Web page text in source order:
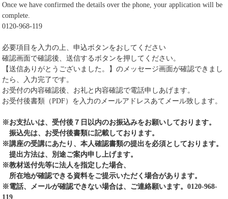
Once we have confirmed the details over the phone, your application will be
complete.
0120-968-119
必要項目を入力の上、申込ボタンをおしてください
確認画面で確認後、送信するボタンを押してください。
【送信ありがとうございました。】のメッセージ画面が確認できまし
たら、入力完了です。
お受付の内容確認後、お礼と内容確認で電話申しあげます。
お受付後書類（PDF）を入力のメールアドレスあてメール致します。
※お支払いは、受付後７日以内のお振込みをお願いしております。
振込先は、お受付後書類に記載しております。
※講座の受講にあたり、本人確認書類の提出を必須としております。
提出方法は、別途ご案内申し上げます。
※教材送付先等に法人を指定した場合、
所在地が確認できる資料をご提示いただく場合があります。
※電話、メールが確認できない場合は、ご連絡願います。0120-968-
119